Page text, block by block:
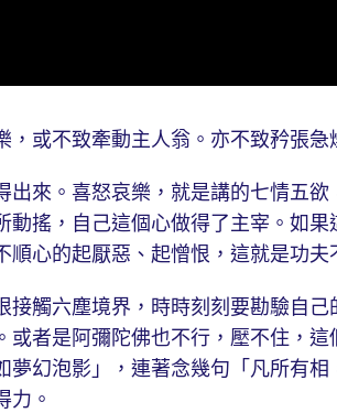
不致牽動主人翁。亦不致矜張急
。喜怒哀樂，就是講的七情五欲
動搖，自己這個心做得了主宰。如
心的起厭惡、起憎恨，這就是功夫
觸六塵境界，時時刻刻要勘驗自己
或者是阿彌陀佛也不行，壓不住，
幻泡影」，連著念幾句「凡所有
力。